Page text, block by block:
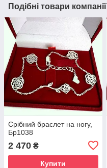
Подібні товари компанії
Срібний браслет на ногу,
Бр1038
2 470 ₴
Купити